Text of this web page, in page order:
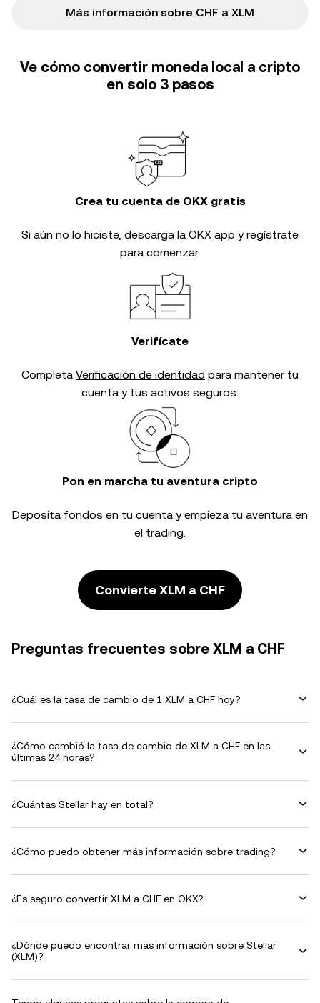
Más información sobre CHF a XLM
Ve cómo convertir moneda local a cripto
en solo 3 pasos
Crea tu cuenta de OKX gratis
Si aún no lo hiciste, descarga la OKX app y regístrate
para comenzar.
Verifícate
Completa Verificación de identidad para mantener tu
cuenta y tus activos seguros.
Pon en marcha tu aventura cripto
Deposita fondos en tu cuenta y empieza tu aventura en
el trading.
Convierte XLM a CHF
Preguntas frecuentes sobre XLM a CHF
¿Cuál es la tasa de cambio de 1 XLM a CHF hoy?
¿Cómo cambió la tasa de cambio de XLM a CHF en las
últimas 24 horas?
¿Cuántas Stellar hay en total?
¿Cómo puedo obtener más información sobre trading?
¿Es seguro convertir XLM a CHF en OKX?
¿Dónde puedo encontrar más información sobre Stellar
(XLM)?